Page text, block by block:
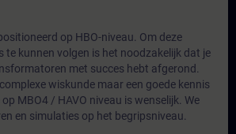
op HBO-niveau. Om deze
te kunnen volgen is het noodzakelijk dat je
met succes hebt afgerond.
wiskunde maar een goede kennis
MBO4 / HAVO niveau is wenselijk. We
en simulaties op het begripsniveau.